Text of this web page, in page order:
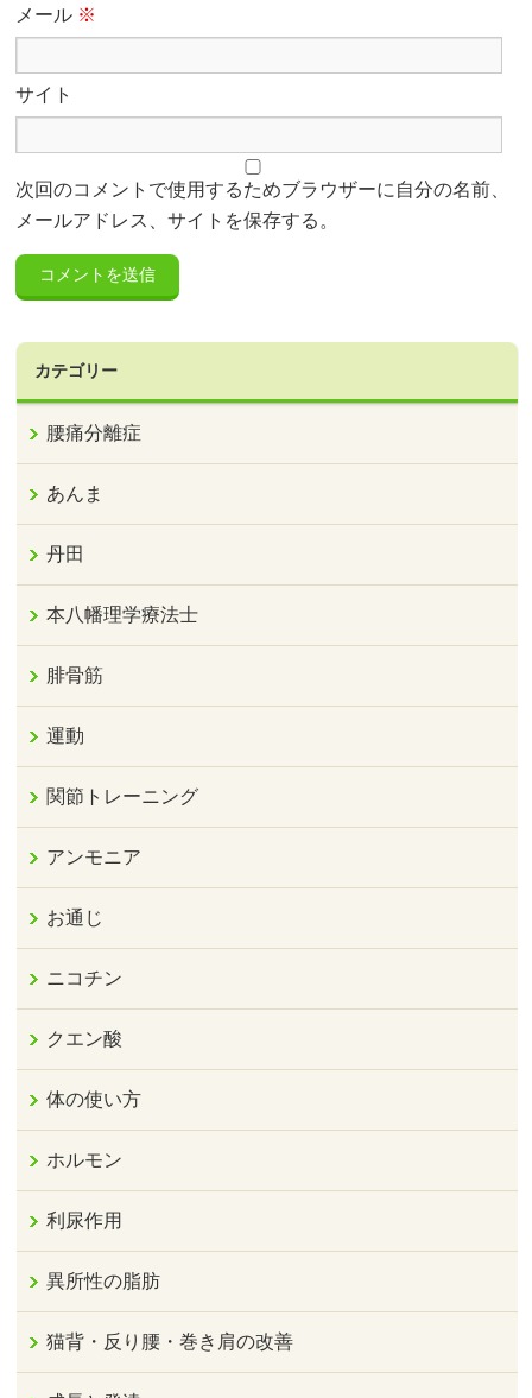
メール ※
サイト
次回のコメントで使用するためブラウザーに自分の名前、
メールアドレス、サイトを保存する。
カテゴリー
腰痛分離症
あんま
丹田
本八幡理学療法士
腓骨筋
運動
関節トレーニング
アンモニア
お通じ
ニコチン
クエン酸
体の使い方
ホルモン
利尿作用
異所性の脂肪
猫背・反り腰・巻き肩の改善